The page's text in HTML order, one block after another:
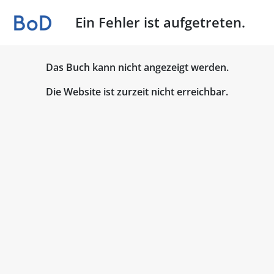
Ein Fehler ist aufgetreten.
Das Buch kann nicht angezeigt werden.
Die Website ist zurzeit nicht erreichbar.